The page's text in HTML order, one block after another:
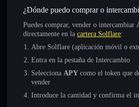
¿Dónde puedo comprar o
Puedes comprar, vender o intercambiar
directamente en la cartera Solflare:
Abre Solflare (aplicación móvil o
Entra en la pestaña de Intercambio
Selecciona APY como el token que
vender
Introduce la cantidad y confirma el